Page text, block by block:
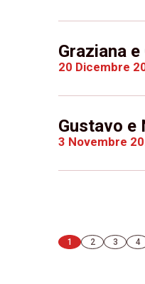
Graziana
20 Dicembre
Gustavo e
3 Novembre
1 2 3 4